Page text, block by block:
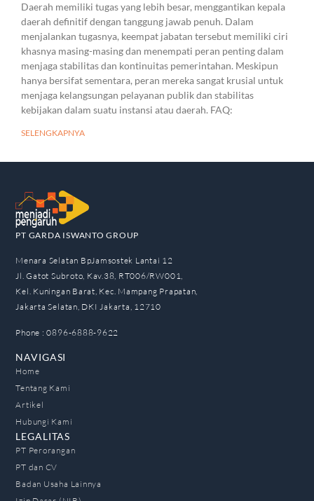
Daerah memiliki tugas yang lebih besar, menggantikan kepala
daerah definitif dengan tanggung jawab penuh. Dalam
menjalankan tugasnya, keempat jabatan tersebut memiliki ciri
khasnya masing-masing dan menempati peran penting dalam
menjaga stabilitas dan kontinuitas pemerintahan. Meskipun
hanya bersifat sementara, peran mereka sangat krusial untuk
menjaga kelangsungan pelayanan publik dan stabilitas
kebijakan dalam suatu instansi atau daerah. FAQ:
SELENGKAPNYA
PT GARDA ISWANTO GROUP
Menara Selatan BpJamsostek Lantai 12
Jl. Gatot Subroto, Kav.38, RT006/RW001,
Kel. Kuningan Barat, Kec. Mampang Prapatan,
Jakarta Selatan, DKI Jakarta, 12710
Phone : 0896-6888-9622
NAVIGASI
Home
Tentang Kami
Artikel
Hubungi Kami
LEGALITAS
PT Perorangan
PT dan CV
Badan Usaha Lainnya